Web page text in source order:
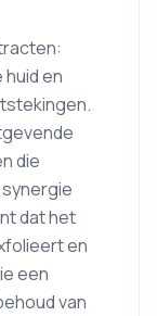
en
die
dat het
en
een
van